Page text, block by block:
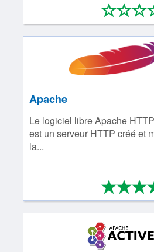
**
Apache
Le logiciel libre Apache
est un serveur HTTP créé et
la...
**